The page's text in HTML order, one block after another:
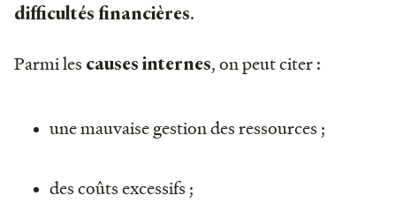
difficultés financières.
Parmi les causes internes, on peut citer :
une mauvaise gestion des ressources ;
des coûts excessifs ;